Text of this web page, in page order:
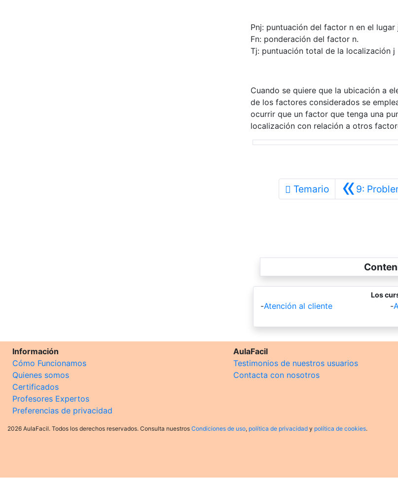
Pnj: puntuación del factor n en el lugar
Fn: ponderación del factor n.
Tj: puntuación total de la localización j
Cuando se quiere que la ubicación a
de los factores considerados se
ocurrir que un factor que tenga una
localización con relación a otros
Temario «9:
Los
-Atención al cliente -
Información
Cómo Funcionamos
Quienes somos
Certificados
Profesores Expertos
Preferencias de privacidad
AulaFacil
Testimonios de nuestros usuarios
Contacta con nosotros
2026 AulaFacil. Todos los derechos reservados. Consulta nuestros Condiciones de uso, política de privacidad y política de cookies.